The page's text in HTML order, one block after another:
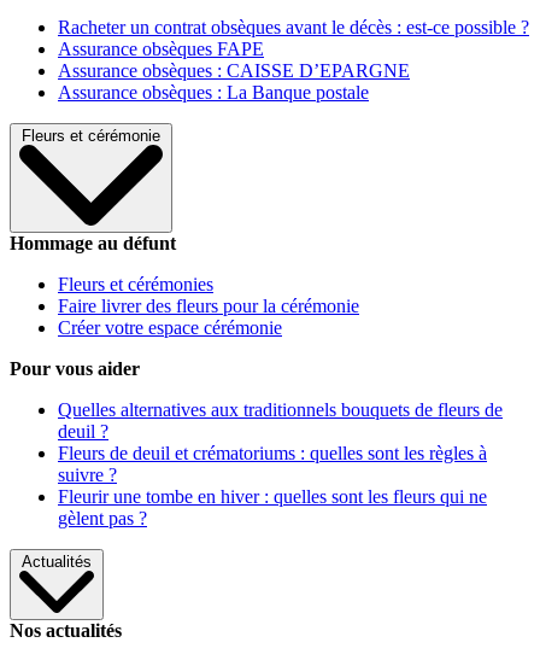
Racheter un contrat obsèques avant le décès : est-ce possible ?
Assurance obsèques FAPE
Assurance obsèques : CAISSE D’EPARGNE
Assurance obsèques : La Banque postale
Fleurs et cérémonie
Hommage au défunt
Fleurs et cérémonies
Faire livrer des fleurs pour la cérémonie
Créer votre espace cérémonie
Pour vous aider
Quelles alternatives aux traditionnels bouquets de fleurs de
deuil ?
Fleurs de deuil et crématoriums : quelles sont les règles à
suivre ?
Fleurir une tombe en hiver : quelles sont les fleurs qui ne
gèlent pas ?
Actualités
Nos actualités